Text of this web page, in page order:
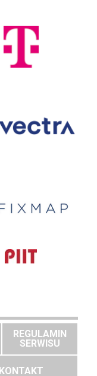
REGULAMIN
SERWISU
KONTAKT